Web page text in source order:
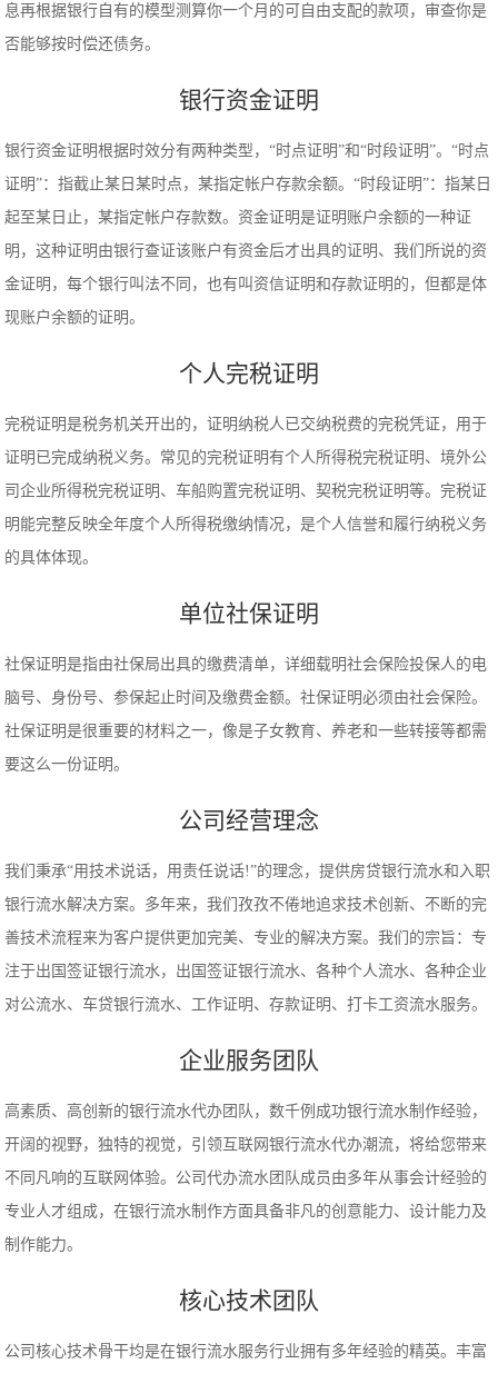
息再根据银行自有的模型测算你一个月的可自由支配的款项，审查你是
否能够按时偿还债务。
银行资金证明
银行资金证明根据时效分有两种类型，“时点证明”和“时段证明”。“时点
证明”：指截止某日某时点，某指定帐户存款余额。“时段证明”：指某日
起至某日止，某指定帐户存款数。资金证明是证明账户余额的一种证
明，这种证明由银行查证该账户有资金后才出具的证明、我们所说的资
金证明，每个银行叫法不同，也有叫资信证明和存款证明的，但都是体
现账户余额的证明。
个人完税证明
完税证明是税务机关开出的，证明纳税人已交纳税费的完税凭证，用于
证明已完成纳税义务。常见的完税证明有个人所得税完税证明、境外公
司企业所得税完税证明、车船购置完税证明、契税完税证明等。完税证
明能完整反映全年度个人所得税缴纳情况，是个人信誉和履行纳税义务
的具体体现。
单位社保证明
社保证明是指由社保局出具的缴费清单，详细载明社会保险投保人的电
脑号、身份号、参保起止时间及缴费金额。社保证明必须由社会保险。
社保证明是很重要的材料之一，像是子女教育、养老和一些转接等都需
要这么一份证明。
公司经营理念
我们秉承“用技术说话，用责任说话!”的理念，提供房贷银行流水和入职
银行流水解决方案。多年来，我们孜孜不倦地追求技术创新、不断的完
善技术流程来为客户提供更加完美、专业的解决方案。我们的宗旨：专
注于出国签证银行流水，出国签证银行流水、各种个人流水、各种企业
对公流水、车贷银行流水、工作证明、存款证明、打卡工资流水服务。
企业服务团队
高素质、高创新的银行流水代办团队，数千例成功银行流水制作经验，
开阔的视野，独特的视觉，引领互联网银行流水代办潮流，将给您带来
不同凡响的互联网体验。公司代办流水团队成员由多年从事会计经验的
专业人才组成，在银行流水制作方面具备非凡的创意能力、设计能力及
制作能力。
核心技术团队
公司核心技术骨干均是在银行流水服务行业拥有多年经验的精英。丰富